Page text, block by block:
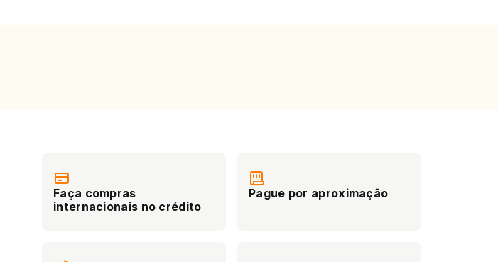
Faça compras
internacionais no crédito
Pague por aproximação